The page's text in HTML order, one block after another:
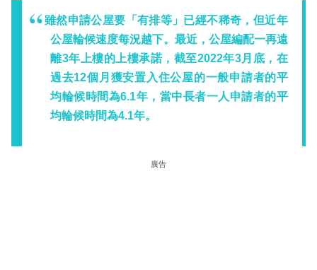
雖然申請公屋要「有排等」已經不稀奇，但近年
公屋輪候速度每況越下。最近，公屋編配一再遠
離3年上樓的上樓承諾，截至2022年3月底，在
過去12個月獲安置入住公屋的一般申請者的平
均輪候時間為6.1年，當中長者一人申請者的平
均輪候時間為4.1年。
廣告